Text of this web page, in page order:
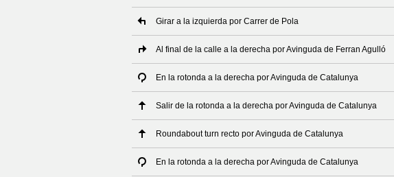
Girar a la izquierda por Carrer de Pola
Al final de la calle a la derecha por Avinguda de Ferran Agulló
En la rotonda a la derecha por Avinguda de Catalunya
Salir de la rotonda a la derecha por Avinguda de Catalunya
Roundabout turn recto por Avinguda de Catalunya
En la rotonda a la derecha por Avinguda de Catalunya